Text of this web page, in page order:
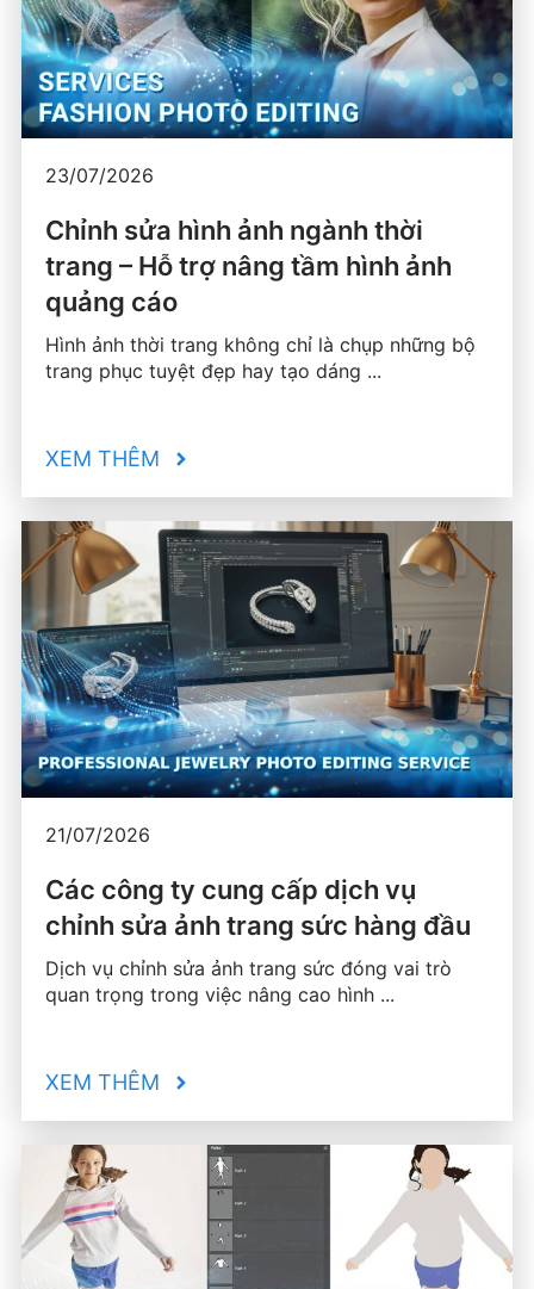
23/07/2026
Chỉnh sửa hình ảnh ngành thời
trang – Hỗ trợ nâng tầm hình ảnh
quảng cáo
Hình ảnh thời trang không chỉ là chụp những bộ
trang phục tuyệt đẹp hay tạo dáng ...
XEM THÊM
21/07/2026
Các công ty cung cấp dịch vụ
chỉnh sửa ảnh trang sức hàng đầu
Dịch vụ chỉnh sửa ảnh trang sức đóng vai trò
quan trọng trong việc nâng cao hình ...
XEM THÊM